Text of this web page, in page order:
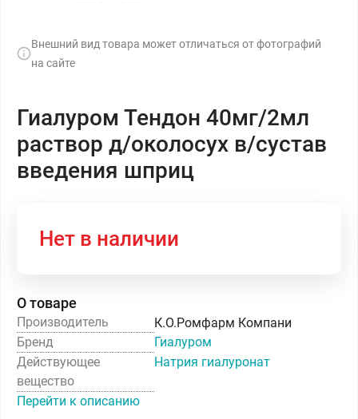
Внешний вид товара может отличаться от фотографий
на сайте
Гиалуром Тендон 40мг/2мл
раствор д/околосух в/сустав
введения шприц
Нет в наличии
О товаре
Производитель
К.О.Ромфарм Компани
Бренд
Гиалуром
Действующее
вещество
Натрия гиалуронат
Перейти к описанию